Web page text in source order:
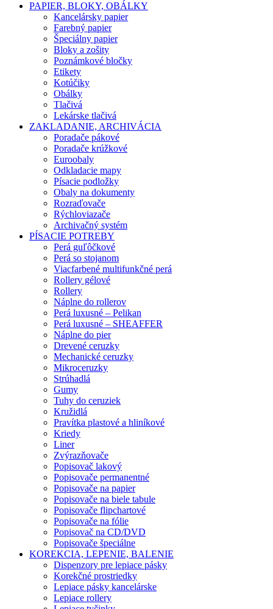
PAPIER, BLOKY, OBÁLKY
Kancelársky papier
Farebný papier
Špeciálny papier
Bloky a zošity
Poznámkové bločky
Etikety
Kotúčiky
Obálky
Tlačivá
Lekárske tlačivá
ZAKLADANIE, ARCHIVÁCIA
Poradače pákové
Poradače krúžkové
Euroobaly
Odkladacie mapy
Písacie podložky
Obaly na dokumenty
Rozraďovače
Rýchloviazače
Archivačný systém
PÍSACIE POTREBY
Perá guľôčkové
Perá so stojanom
Viacfarbené multifunkčné perá
Rollery gélové
Rollery
Náplne do rollerov
Perá luxusné – Pelikan
Perá luxusné – SHEAFFER
Náplne do pier
Drevené ceruzky
Mechanické ceruzky
Mikroceruzky
Strúhadlá
Gumy
Tuhy do ceruziek
Kružidlá
Pravítka plastové a hliníkové
Kriedy
Liner
Zvýrazňovače
Popisovač lakový
Popisovače permanentné
Popisovače na papier
Popisovače na biele tabule
Popisovače flipchartové
Popisovače na fólie
Popisovač na CD/DVD
Popisovače špeciálne
KOREKCIA, LEPENIE, BALENIE
Dispenzory pre lepiace pásky
Korekčné prostriedky
Lepiace pásky kancelárske
Lepiace rollery